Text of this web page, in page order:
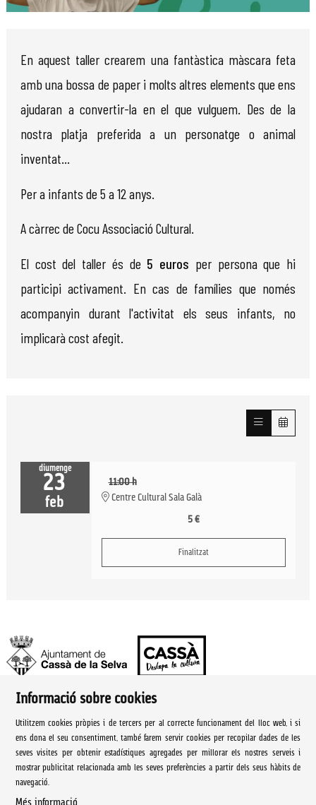
En aquest taller crearem una fantàstica màscara feta
amb una bossa de paper i molts altres elements que ens
ajudaran a convertir-la en el que vulguem. Des de la
nostra platja preferida a un personatge o animal
inventat…
Per a infants de 5 a 12 anys.
A càrrec de Cocu Associació Cultural.
El cost del taller és de 5 euros per persona que hi
participi activament. En cas de famílies que només
acompanyin durant l'activitat els seus infants, no
implicarà cost afegit.
diumenge
23
feb
11:00 h
Centre Cultural Sala Galà
5 €
Finalitzat
Ajuntament de Cassà de la Selva | Àrea de cultura
Rambla Onze de Setembre, 107
Cassà de la Selva Tel. 972 460 005
culturacassa@cassa.cat
Informació sobre cookies
Utilitzem cookies pròpies i de tercers per al correcte funcionament del lloc web, i si
ens dona el seu consentiment, també farem servir cookies per recopilar dades de les
seves visites per obtenir estadístiques agregades per millorar els nostres serveis i
mostrar publicitat relacionada amb les seves preferències a partir dels seus hàbits de
navegació.